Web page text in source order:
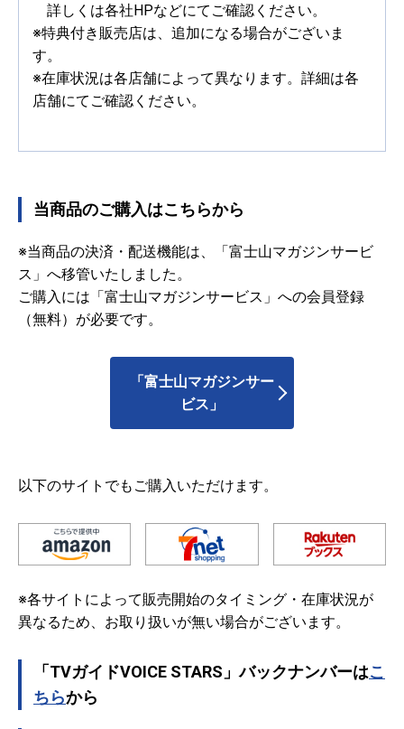
詳しくは各社HPなどにてご確認ください。
※特典付き販売店は、追加になる場合がございま
す。
※在庫状況は各店舗によって異なります。詳細は各
店舗にてご確認ください。
当商品のご購入はこちらから
※当商品の決済・配送機能は、「富士山マガジンサービ
ス」へ移管いたしました。
ご購入には「富士山マガジンサービス」への会員登録
（無料）が必要です。
「富士山マガジンサー
ビス」
以下のサイトでもご購入いただけます。
※各サイトによって販売開始のタイミング・在庫状況が
異なるため、お取り扱いが無い場合がございます。
「TVガイドVOICE STARS」バックナンバーはこ
ちらから